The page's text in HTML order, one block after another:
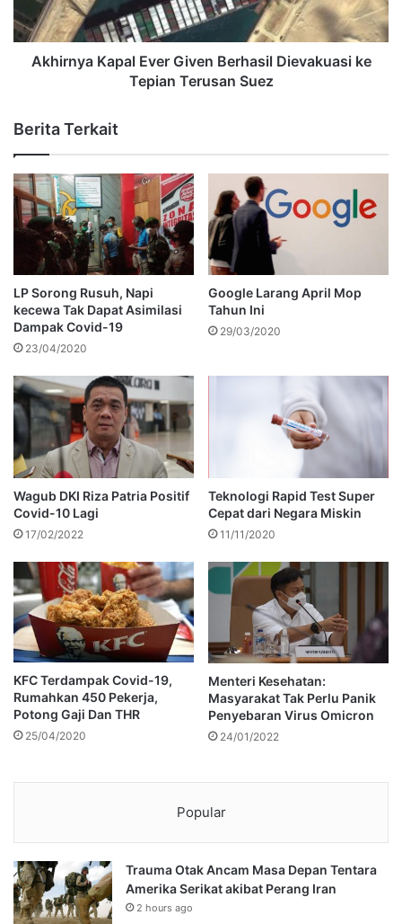
Akhirnya Kapal Ever Given Berhasil Dievakuasi ke
Tepian Terusan Suez
Berita Terkait
LP Sorong Rusuh, Napi
kecewa Tak Dapat Asimilasi
Dampak Covid-19
23/04/2020
Google Larang April Mop
Tahun Ini
29/03/2020
Wagub DKI Riza Patria Positif
Covid-10 Lagi
17/02/2022
Teknologi Rapid Test Super
Cepat dari Negara Miskin
11/11/2020
KFC Terdampak Covid-19,
Rumahkan 450 Pekerja,
Potong Gaji Dan THR
25/04/2020
Menteri Kesehatan:
Masyarakat Tak Perlu Panik
Penyebaran Virus Omicron
24/01/2022
Popular
Trauma Otak Ancam Masa Depan Tentara
Amerika Serikat akibat Perang Iran
2 hours ago